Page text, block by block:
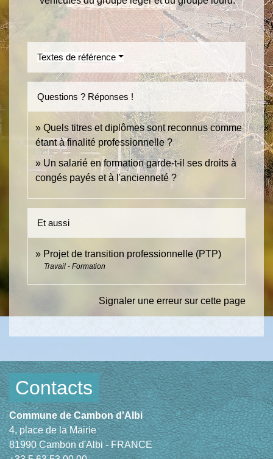
Textes de référence
Questions ? Réponses !
Quels titres et diplômes sont reconnus comme
étant à finalité professionnelle ?
Un salarié en formation garde-t-il ses droits à
congés payés et à l'ancienneté ?
Et aussi
Projet de transition professionnelle (PTP)
Travail - Formation
Signaler une erreur sur cette page
Contacts
Commune de Cambon d'Albi
4, place de la Mairie
81990 Cambon d'Albi - FRANCE